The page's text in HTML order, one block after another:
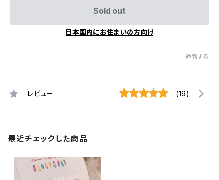
Sold out
日本国内にお住まいの方向け
通報する
レビュー (19)
最近チェックした商品